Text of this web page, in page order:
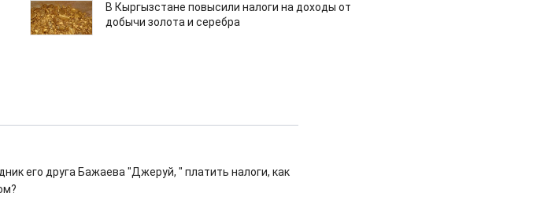
В Кыргызстане повысили налоги на доходы от
добычи золота и серебра
его друга Бажаева "Джеруй, " платить налоги, как